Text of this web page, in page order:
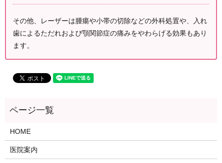
その他、レーザーは腫瘍や小帯の切除などの外科処置や、入れ
歯によるただれおよび顎関節症の痛みをやわらげる効果もあり
ます。
HOME
医院案内